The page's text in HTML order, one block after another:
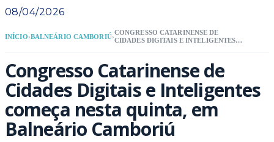
08/04/2026
INÍCIO›BALNEÁRIO CAMBORIÚ›
CONGRESSO CATARINENSE DE
CIDADES DIGITAIS E INTELIGENTES
Congresso Catarinense de
Cidades Digitais e Inteligentes
começa nesta quinta, em
Balneário Camboriú